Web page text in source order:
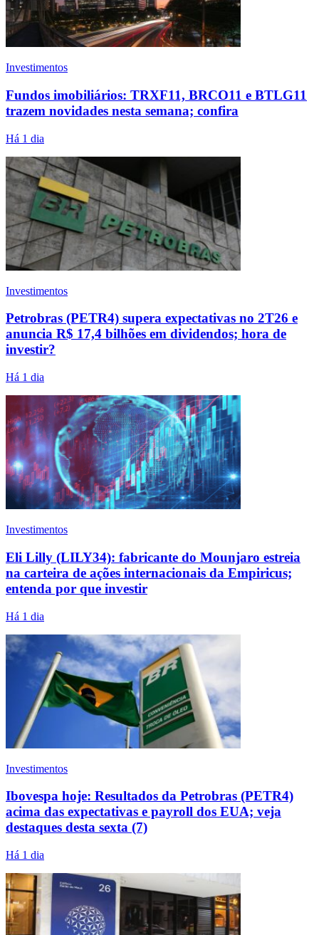
Investimentos
Fundos imobiliários: TRXF11, BRCO11 e BTLG11
trazem novidades nesta semana; confira
Há 1 dia
Investimentos
Petrobras (PETR4) supera expectativas no 2T26 e
anuncia R$ 17,4 bilhões em dividendos; hora de
investir?
Há 1 dia
Investimentos
Eli Lilly (LILY34): fabricante do Mounjaro estreia
na carteira de ações internacionais da Empiricus;
entenda por que investir
Há 1 dia
Investimentos
Ibovespa hoje: Resultados da Petrobras (PETR4)
acima das expectativas e payroll dos EUA; veja
destaques desta sexta (7)
Há 1 dia